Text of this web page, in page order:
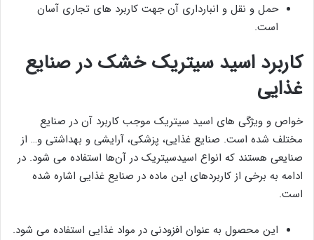
حمل و نقل و انبارداری آن جهت کاربرد های تجاری آسان
است.
کاربرد اسید سیتریک خشک در صنایع
غذایی
خواص و ویژگی های اسید سیتریک موجب کاربرد آن در صنایع
مختلف شده است. صنایع غذایی، پزشکی، آرایشی و بهداشتی و… از
صنایعی هستند که انواع اسیدسیتریک در آن‌ها استفاده می شود. در
ادامه به برخی از کاربردهای این ماده در صنایع غذایی اشاره شده
است.
این محصول به عنوان افزودنی در مواد غذایی استفاده می شود.